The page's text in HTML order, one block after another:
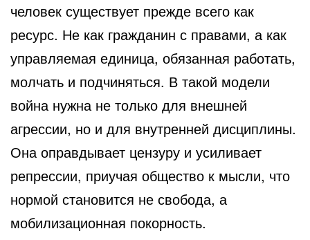
человек существует прежде всего как
ресурс. Не как гражданин с правами, а как
управляемая единица, обязанная работать,
молчать и подчиняться. В такой модели
война нужна не только для внешней
агрессии, но и для внутренней дисциплины.
Она оправдывает цензуру и усиливает
репрессии, приучая общество к мысли, что
нормой становится не свобода, а
мобилизационная покорность.